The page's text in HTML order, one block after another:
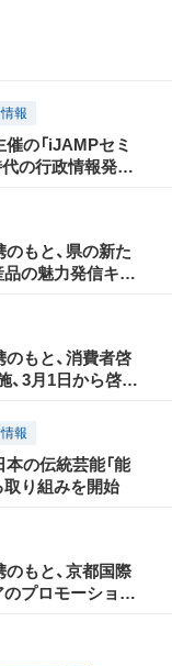
報
の「iJAMPセミ
の行政情報発信」
ーや、偽・誤情報
も決定
もと、県の新た
品の魅力発信キャ
もと、消費者啓
、3月1日から啓発
報
の伝統芸能「能
取り組みを開始
もと、京都国際
のプロモーション